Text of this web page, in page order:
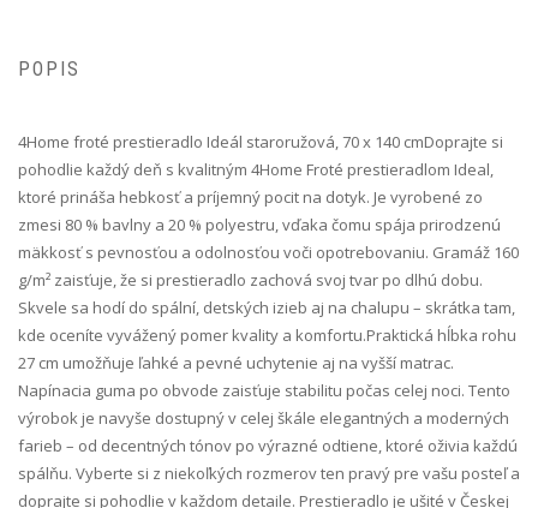
POPIS
4Home froté prestieradlo Ideál staroružová, 70 x 140 cm Doprajte si
pohodlie každý deň s kvalitným 4Home Froté prestieradlom Ideal,
ktoré prináša hebkosť a príjemný pocit na dotyk. Je vyrobené zo
zmesi 80 % bavlny a 20 % polyestru, vďaka čomu spája prirodzenú
mäkkosť s pevnosťou a odolnosťou voči opotrebovaniu. Gramáž 160
g/m² zaisťuje, že si prestieradlo zachová svoj tvar po dlhú dobu.
Skvele sa hodí do spální, detských izieb aj na chalupu – skrátka tam,
kde oceníte vyvážený pomer kvality a komfortu.Praktická hĺbka rohu
27 cm umožňuje ľahké a pevné uchytenie aj na vyšší matrac.
Napínacia guma po obvode zaisťuje stabilitu počas celej noci. Tento
výrobok je navyše dostupný v celej škále elegantných a moderných
farieb – od decentných tónov po výrazné odtiene, ktoré oživia každú
spálňu. Vyberte si z niekoľkých rozmerov ten pravý pre vašu posteľ a
doprajte si pohodlie v každom detaile. Prestieradlo je ušité v Českej